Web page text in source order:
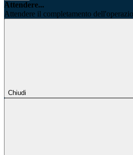
Attendere...
Attendere il completamento
Chiudi